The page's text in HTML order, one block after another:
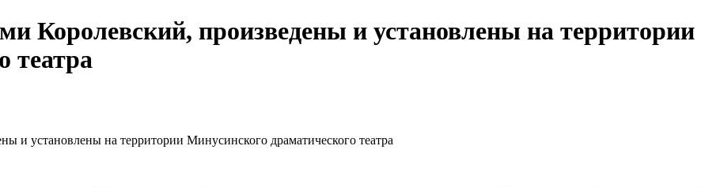
Королевский, произведены и установлены на территории
театра
и установлены на территории Минусинского драматического театра